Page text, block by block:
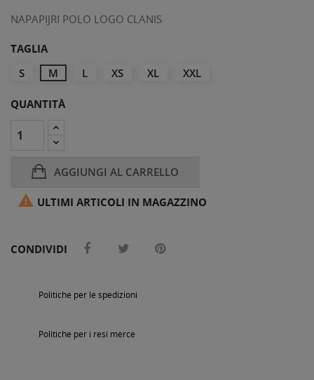
NAPAPIJRI POLO LOGO CLANIS
TAGLIA
S
M L XS XL XXL
QUANTITÀ
AGGIUNGI AL CARRELLO
 ULTIMI ARTICOLI IN MAGAZZINO
CONDIVIDI
Politiche per le spedizioni
Politiche per i resi merce